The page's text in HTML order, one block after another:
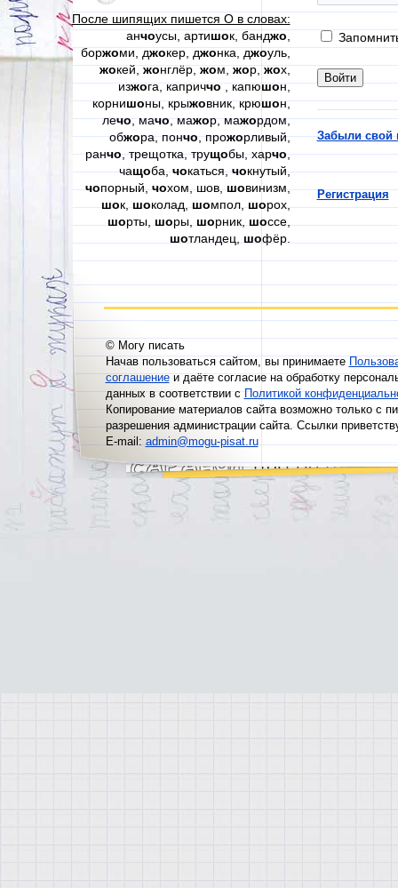
После шипящих пишется О в словах:
анчоусы, артишок, банджо
боржоми, джокер, джонка, джоуль,
жокей,жонглёр,жом,жор,жох,
изжога, каприччо, капюшон,
корнишоны, крыжовник, крюшон,
лечо, мачо, мажор, мажордом,
обжора, пончо, прожорливый,
ранчо, трещотка, трущобы, харчо,
чащоба,чокаться,чокнутый,
чопорный,чохом, шов,шовинизм,
шок,шоколад,шомпол,шорох,
шорты, шоры, шорник, шоссе,
шотландец, шофёр.
Забыли свой
Регистрация
© Могу писать
Начав пользоваться сайтом, вы принимаете
соглашениеи даёте согласие на обработку
данных в соответствии сПолитикой
Копирование материалов сайта возможно только с
разрешения администрации сайта. Ссылки
E-mail:admin@mogu-pisat.ru